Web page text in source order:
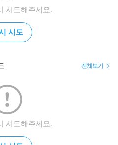
시도해주세요.
시도
전체보기
시도해주세요.